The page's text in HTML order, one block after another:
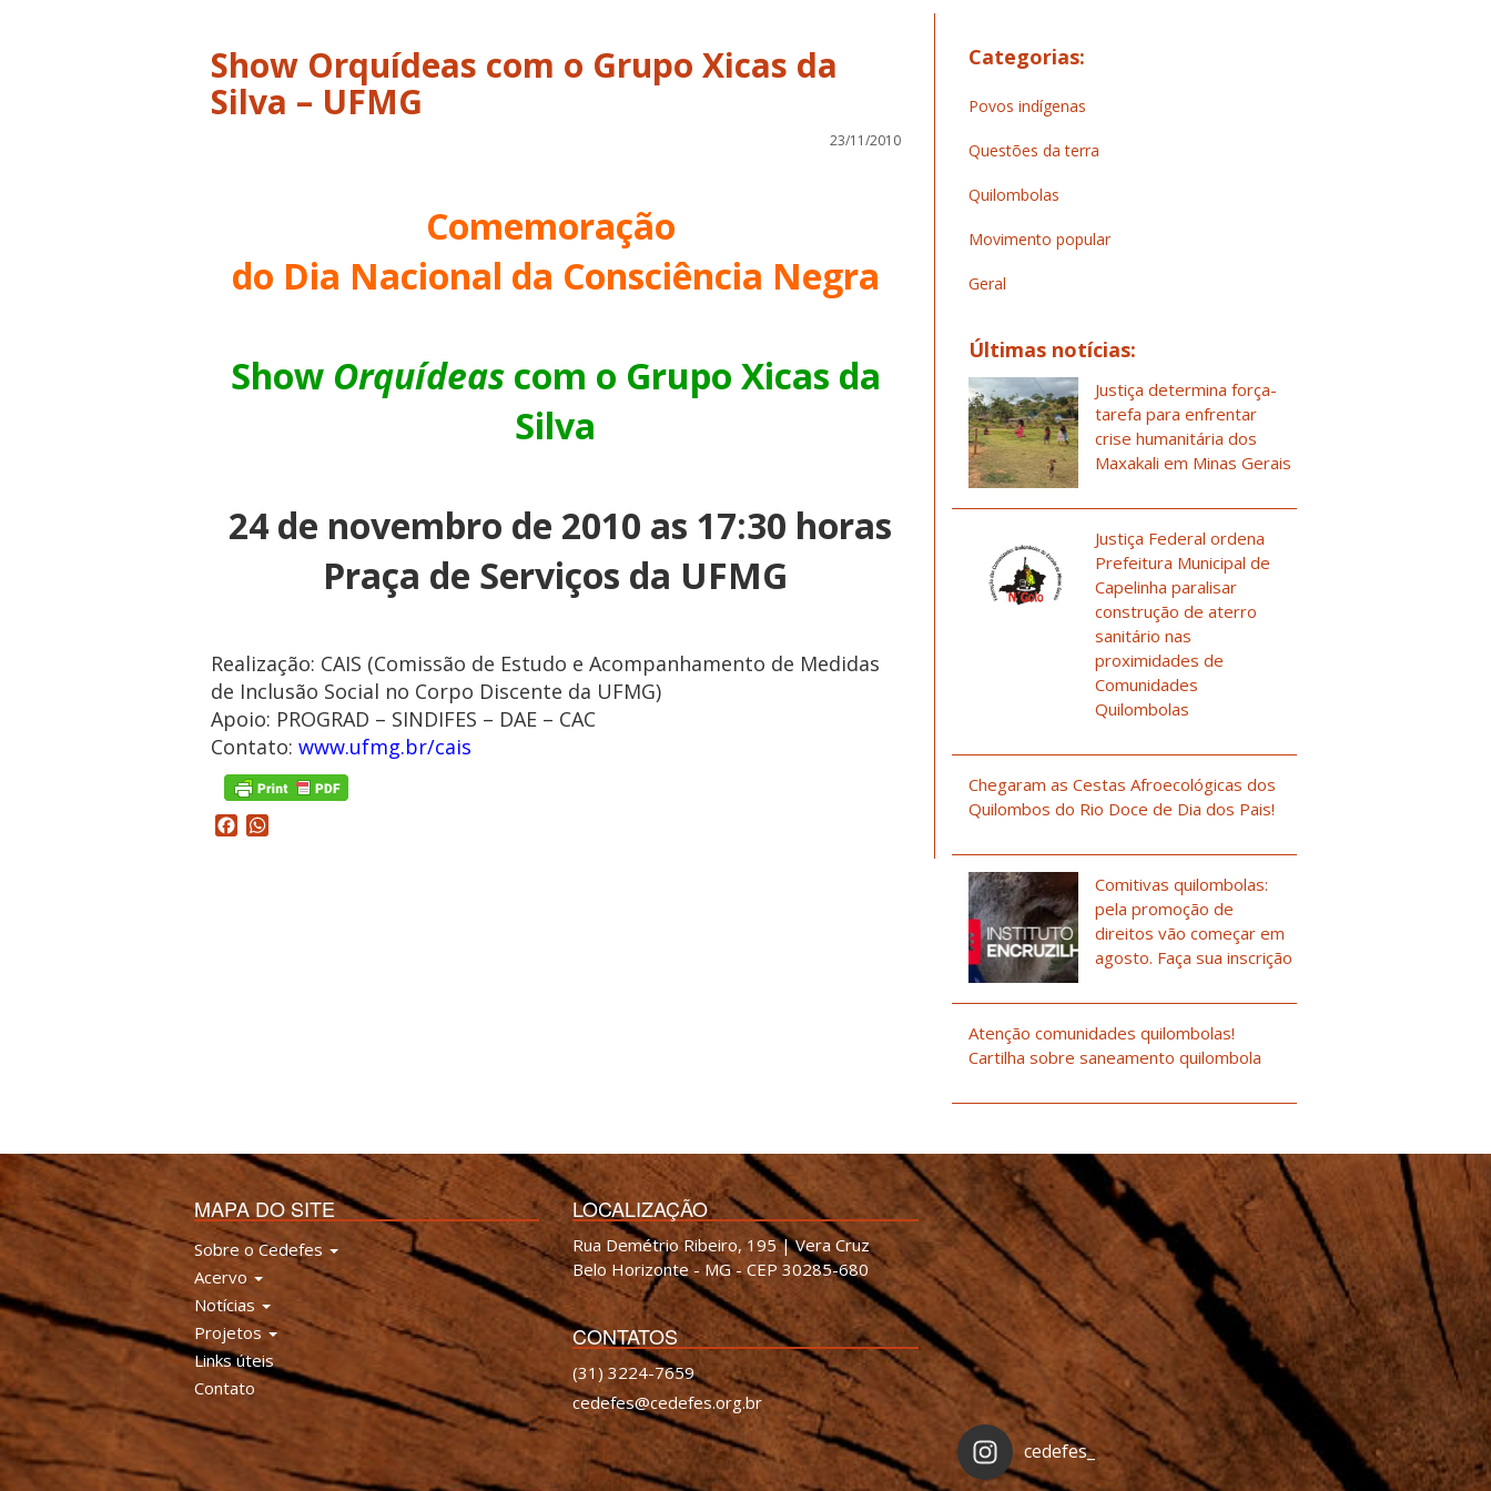
Show Orquídeas com o Grupo Xicas da
Silva – UFMG
23/11/2010
Comemoração
do Dia Nacional da Consciência Negra
Show Orquídeascom o Grupo Xicas da
Silva
24 de novembro de 2010 as 17:30 horas
Praça de Serviços da UFMG
Realização: CAIS (Comissão de Estudo e Acompanhamento de Medidas
de Inclusão Social no Corpo Discente da UFMG)
Apoio: PROGRAD – SINDIFES – DAE – CAC
Contato: www.ufmg.br/cais
Facebook
Categorias:
Povos indígenas
Questões da terra
Quilombolas
Movimento popular
Geral
Últimas notícias:
Justiça determina força-
tarefa para enfrentar
crise humanitária dos
Maxakali em Minas Gerais
Justiça Federal ordena
Prefeitura Municipal de
Capelinha paralisar
construção de aterro
sanitário nas
proximidades de
Comunidades
Quilombolas
Chegaram as Cestas Afroecológicas dos
Quilombos do Rio Doce de Dia dos Pais!
Comitivas quilombolas:
pela promoção de
direitos vão começar em
agosto. Faça sua inscrição
Atenção comunidades quilombolas!
Cartilha sobre saneamento quilombola
MAPA DO SITE
Sobre o Cedefes
Acervo
Notícias
Projetos
Links úteis
Contato
LOCALIZAÇÃO
Rua Demétrio Ribeiro, 195 | Vera Cruz
Belo Horizonte - MG - CEP 30285-680
CONTATOS
(31) 3224-7659
cedefes@cedefes.org.br
cedefes_